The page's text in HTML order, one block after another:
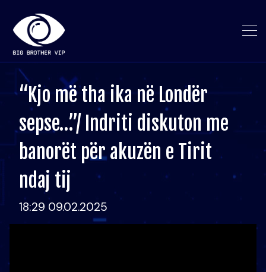
“Kjo më tha ika në Londër
sepse…”/ Indriti diskuton me
banorët për akuzën e Tirit
ndaj tij
18:29 09.02.2025